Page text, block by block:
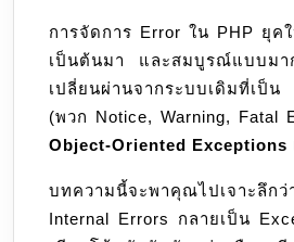
การจัดการ Error ใน PHP ยุคใหม่ (ตั้งแต่ PHP 7
เป็นต้นมา และสมบูรณ์แบบม
เปลี่ยนผ่านจากระบบเดิมที่เป็
(พวก Notice, Warning, Fatal
Object-Oriented Exceptions
บทความนี้จะพาคุณไปเจาะลึกว่
Internal Errors กลายเป็น